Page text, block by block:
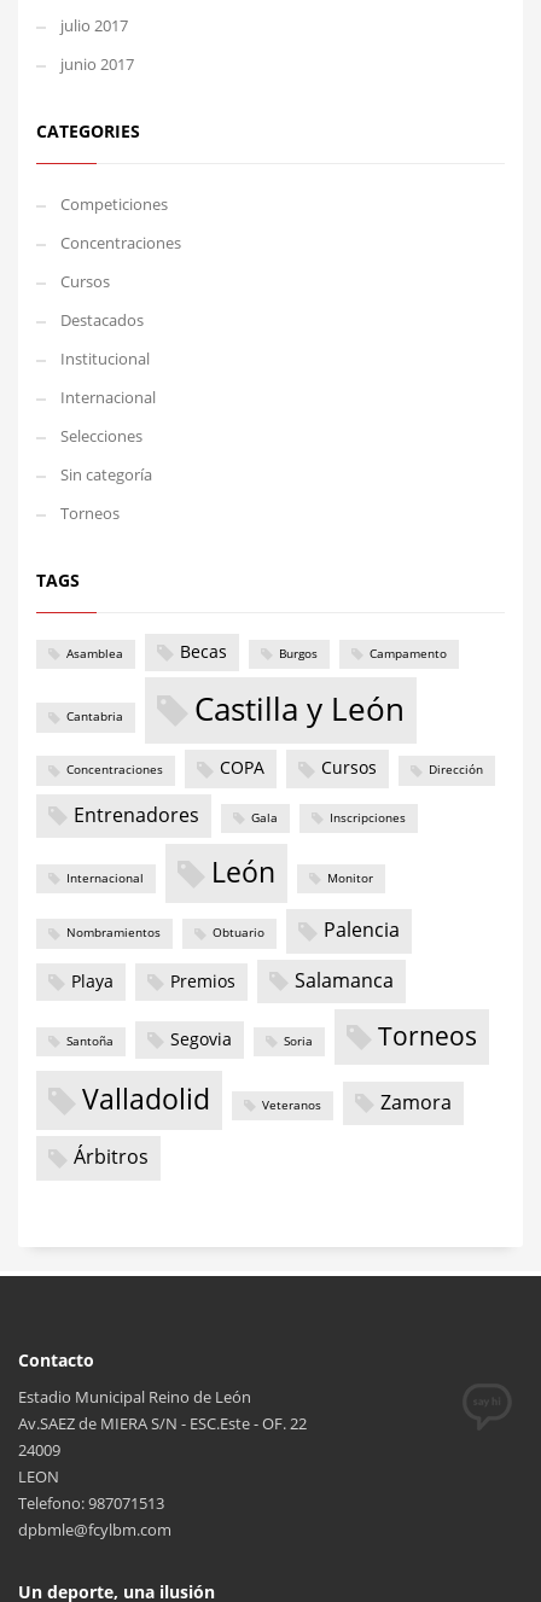
julio 2017
junio 2017
CATEGORIES
Competiciones
Concentraciones
Cursos
Destacados
Institucional
Internacional
Selecciones
Sin categoría
Torneos
TAGS
Asamblea Becas Burgos Campamento
Cantabria Castilla y León
Concentraciones COPA Cursos Dirección
Entrenadores Gala Inscripciones
Internacional León Monitor
Nombramientos Obtuario Palencia
Playa Premios Salamanca
Santoña Segovia Soria Torneos
Valladolid Veteranos Zamora
Árbitros
Contacto
Estadio Municipal Reino de León
Av.SAEZ de MIERA S/N - ESC.Este - OF. 22
24009
LEON
Telefono: 987071513
dpbmle@fcylbm.com
Un deporte, una ilusión